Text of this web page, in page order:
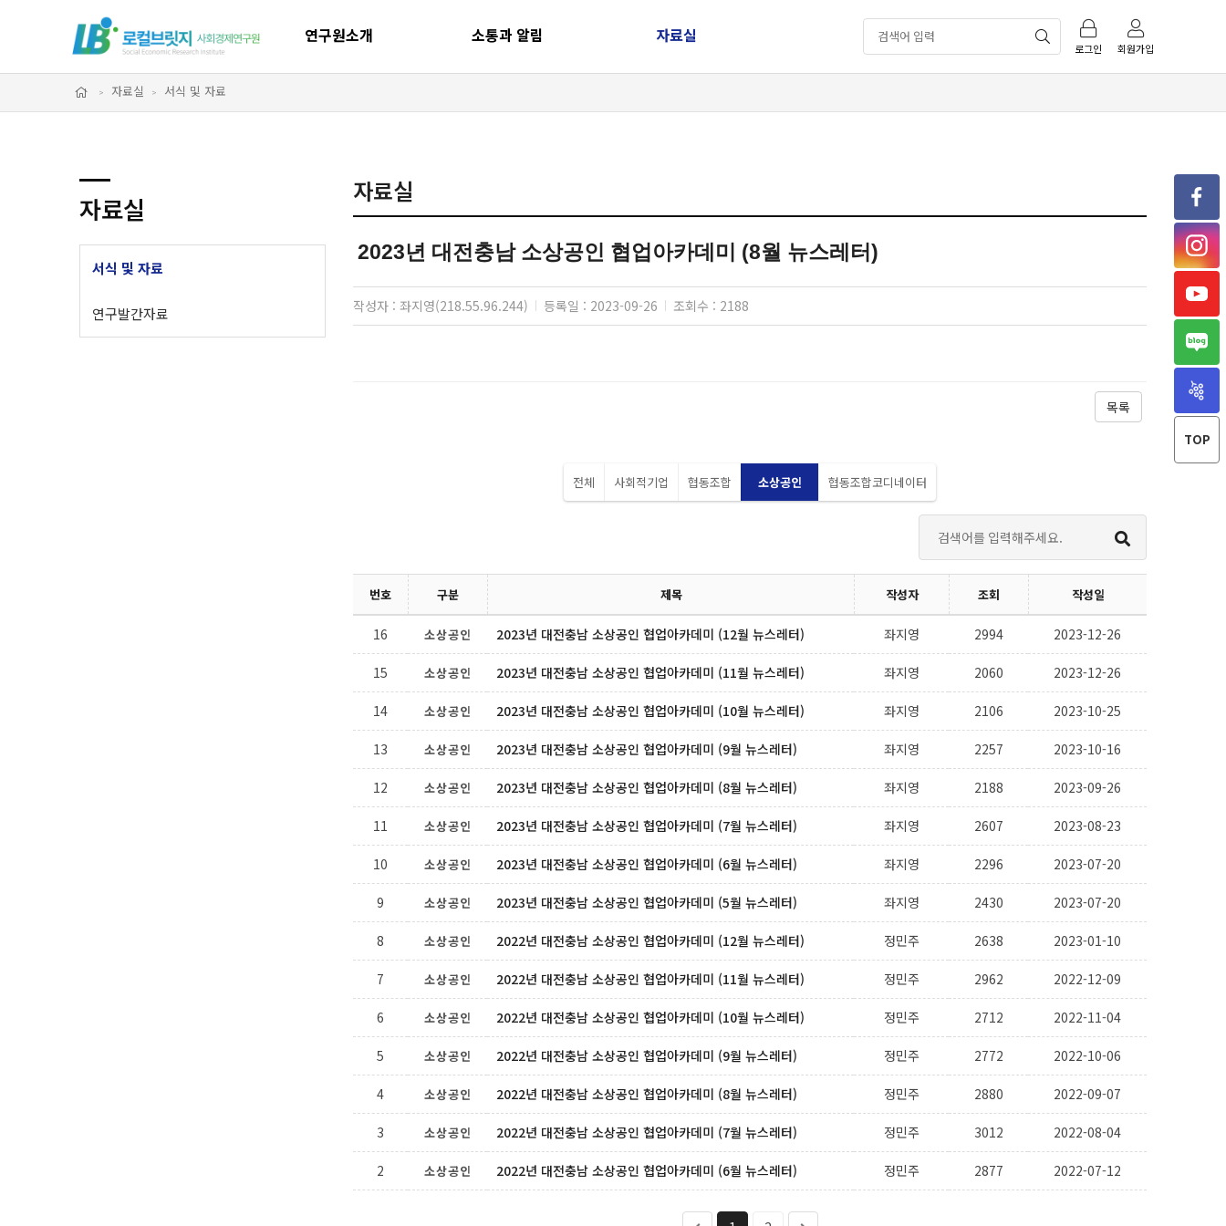
로그인 회원가입
연구원소개
결산 공고 및 기부금 운영 공개
오시는 길
소통과 알림 자료실
자료실 서식 및 자료
자료실
서식 및 자료
연구발간자료
자료실
2023년 대전충남 소상공인 협업아카데미 (8월 뉴스레터)
작성자 : 좌지영(218.55.96.244) 등록일 : 2023-09-26 조회수 : 2188
목록
전체 사회적기업 협동조합 소상공인 협동조합코디네이터
번호 구분 제목 작성자 조회 작성일
16 소상공인 2023년 대전충남 소상공인 협업아카데미 (12월 뉴스레터) 좌지영 2994 2023-12-26
15 소상공인 2023년 대전충남 소상공인 협업아카데미 (11월 뉴스레터) 좌지영 2060 2023-12-26
14 소상공인 2023년 대전충남 소상공인 협업아카데미 (10월 뉴스레터) 좌지영 2106 2023-10-25
13 소상공인 2023년 대전충남 소상공인 협업아카데미 (9월 뉴스레터) 좌지영 2257 2023-10-16
12 소상공인 2023년 대전충남 소상공인 협업아카데미 (8월 뉴스레터) 좌지영 2188 2023-09-26
11 소상공인 2023년 대전충남 소상공인 협업아카데미 (7월 뉴스레터) 좌지영 2607 2023-08-23
10 소상공인 2023년 대전충남 소상공인 협업아카데미 (6월 뉴스레터) 좌지영 2296 2023-07-20
9 소상공인 2023년 대전충남 소상공인 협업아카데미 (5월 뉴스레터) 좌지영 2430 2023-07-20
8 소상공인 2022년 대전충남 소상공인 협업아카데미 (12월 뉴스레터) 정민주 2638 2023-01-10
7 소상공인 2022년 대전충남 소상공인 협업아카데미 (11월 뉴스레터) 정민주 2962 2022-12-09
6 소상공인 2022년 대전충남 소상공인 협업아카데미 (10월 뉴스레터) 정민주 2712 2022-11-04
5 소상공인 2022년 대전충남 소상공인 협업아카데미 (9월 뉴스레터) 정민주 2772 2022-10-06
4 소상공인 2022년 대전충남 소상공인 협업아카데미 (8월 뉴스레터) 정민주 2880 2022-09-07
3 소상공인 2022년 대전충남 소상공인 협업아카데미 (7월 뉴스레터) 정민주 3012 2022-08-04
2 소상공인 2022년 대전충남 소상공인 협업아카데미 (6월 뉴스레터) 정민주 2877 2022-07-12
사
회
적
연
원
스
사
적
연
원
타
사
적
연
원
사
적
연
메
버
페
TOP